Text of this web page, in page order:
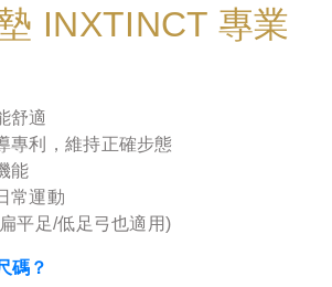
INXTINCT 專業
舒適
專利，維持正確步態
能
常運動
平足/低足弓也適用)
碼？